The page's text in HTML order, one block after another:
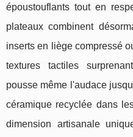
époustouflants tout en
plateaux combinent
inserts en liège compressé
textures tactiles
pousse même l'audace
céramique recyclée dans
dimension artisanale